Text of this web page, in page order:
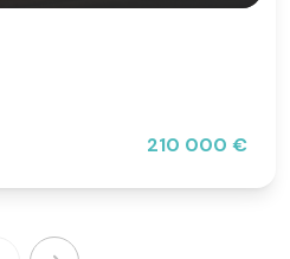
210 000 €